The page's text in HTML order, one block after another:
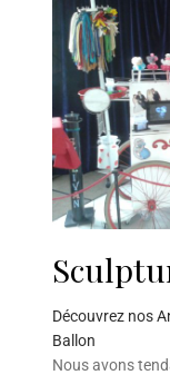
Découvrez nos
Ballon
Nous avons